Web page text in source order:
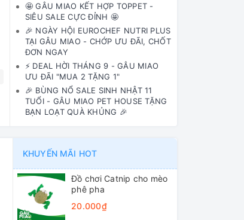
🤩 GÂU MIAO KẾT HỢP TOPPET -
SIÊU SALE CỰC ĐỈNH 🤩
🎉 NGÀY HỘI EUROCHEF NUTRI PLUS
TẠI GÂU MIAO - CHỚP ƯU ĐÃI, CHỐT
ĐƠN NGAY
⚡️ DEAL HỜI THÁNG 9 - GÂU MIAO
ƯU ĐÃI "MUA 2 TẶNG 1"
🎉 BÙNG NỔ SALE SINH NHẬT 11
TUỔI - GÂU MIAO PET HOUSE TẶNG
BẠN LOẠT QUÀ KHỦNG 🎉
KHUYẾN MÃI HOT
Đồ chơi Catnip cho mèo
phê pha
20.000₫